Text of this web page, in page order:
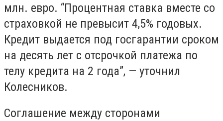
млн. евро. “Процентная ставка вместе со
страховкой не превысит 4,5% годовых.
Кредит выдается под госгарантии сроком
на десять лет с отсрочкой платежа по
телу кредита на 2 года”, — уточнил
Колесников.
Соглашение между сторонами